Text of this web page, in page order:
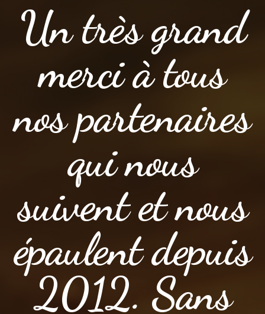
Un très grand
merci à tous
nos partenaires
qui nous
suivent et nous
épaulent depuis
2012. Sans